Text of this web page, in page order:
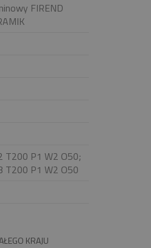
FIREND
T200 P1 W2 O50;
T200 P1 W2 O50
KRAJU